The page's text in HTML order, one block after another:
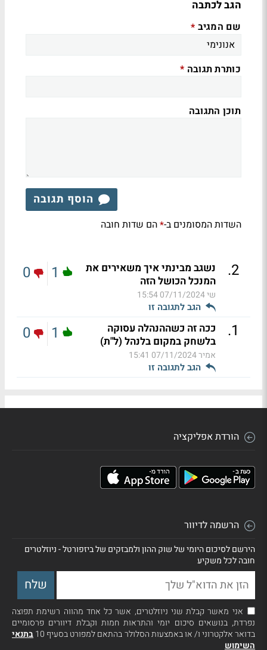
הגב לכתבה
שם המגיב *
כותרת תגובה *
תוכן התגובה
הוסף תגובה
השדות המסומנים ב-*הם שדות חובה
2
.
נשגב מבינתי איך משאירים את
המנכל הכושל הזה
שי07/11/2024 15:54
הגב לתגובה זו
1
0
1
.
ככה זה כשההנהלה עסוקה
בלשחק במקום בלנהל (ל"ת)
אמיר07/11/2024 15:41
הגב לתגובה זו
1
0
הורדת אפליקציה
הרשמה לדיוור
הירשם לסיכום היומי של שוק ההון ולמבזקים של ביזפורטל - ניוזלטרים
חובה לכל משקיע
אני מאשר קבלת שני ניוזלטרים, אשר כל אחד מהווה רשימת תפוצה
נפרדת, בנושאים סיכום יומי והתראות חמות וקבלת דיוורים פרסומיים
בדואר אלקטרוני ו/ או באמצעות הסלולר בהתאם למפורט בסעיף 10
בתנאי
השימוש